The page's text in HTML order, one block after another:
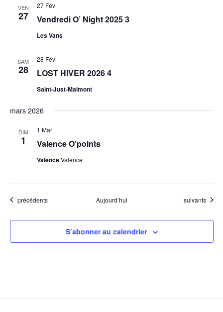
VEN
27 Vendredi O’ Night 2025 3
27 Fév
Les Vans
SAM
28 LOST HIVER 2026 4
28 Fév
Saint-Just-Malmont
mars 2026
DIM
1 Valence O’points
1 Mar
ValenceValence
Évènements
précédents Aujourd’hui Évènements
suivants
S’abonner au calendrier